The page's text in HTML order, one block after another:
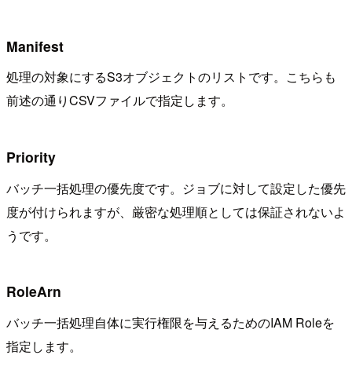
Manifest
処理の対象にするS3オブジェクトのリストです。こちらも
前述の通りCSVファイルで指定します。
Priority
バッチ一括処理の優先度です。ジョブに対して設定した優先
度が付けられますが、厳密な処理順としては保証されないよ
うです。
RoleArn
バッチ一括処理自体に実行権限を与えるためのIAM Roleを
指定します。